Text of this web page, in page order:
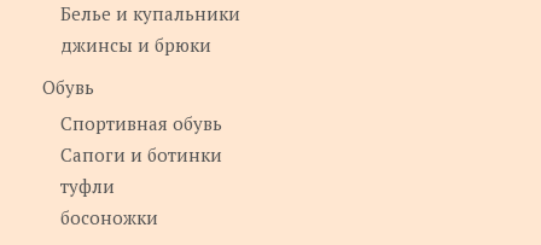
Белье и купальники
джинсы и брюки
Обувь
Спортивная обувь
Сапоги и ботинки
туфли
босоножки